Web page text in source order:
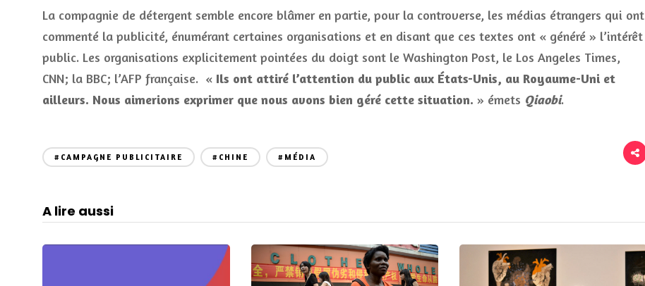
La compagnie de détergent semble encore blâmer en partie, pour la controverse, les médias étrangers qui ont
commenté la publicité, énumérant certaines organisations et en disant que ces textes ont « généré » l’intérêt
public. Les organisations explicitement pointées du doigt sont le Washington Post, le Los Angeles Times,
CNN; la BBC; l’AFP française. « Ils ont attiré l’attention du public aux États-Unis, au Royaume-Uni et
ailleurs. Nous aimerions exprimer que nous avons bien géré cette situation. » émets Qiaobi.
#CAMPAGNE PUBLICITAIRE #CHINE #MÉDIA
A lire aussi